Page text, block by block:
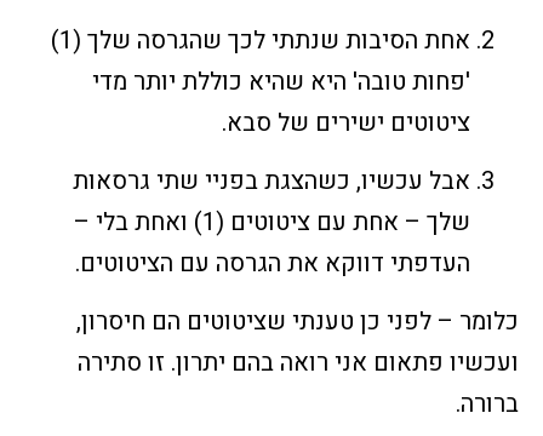
אחת הסיבות שנתתי לכך שהגרסה שלך (1)
'פחות טובה' היא שהיא כוללת יותר מדי
ציטוטים ישירים של סבא.
אבל עכשיו, כשהצגת בפניי שתי גרסאות
שלך – אחת עם ציטוטים (1) ואחת בלי –
העדפתי דווקא את הגרסה עם הציטוטים.
כלומר – לפני כן טענתי שציטוטים הם חיסרון,
ועכשיו פתאום אני רואה בהם יתרון. זו סתירה
ברורה.